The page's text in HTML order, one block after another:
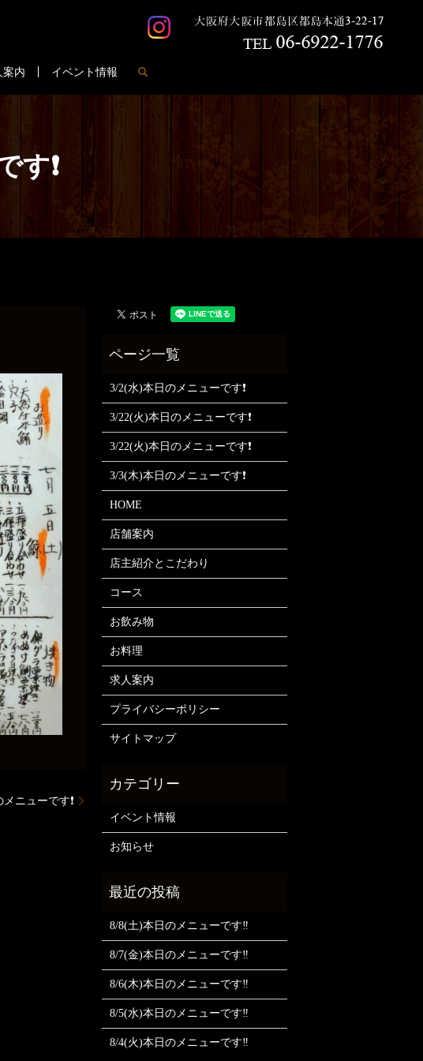
案内 イベント情報
す❗️
ニューです❗️
3/2(水)本日のメニューです❗
3/22(火)本日のメニューです❗
3/22(火)本日のメニューです❗
3/3(木)本日のメニューです❗
HOME
店舗案内
店主紹介とこだわり
コース
お飲み物
お料理
求人案内
プライバシーポリシー
サイトマップ
イベント情報
お知らせ
8/8(土)本日のメニューです‼️
8/7(金)本日のメニューです‼️
8/6(木)本日のメニューです‼️
8/5(水)本日のメニューです‼️
8/4(火)本日のメニューです‼️